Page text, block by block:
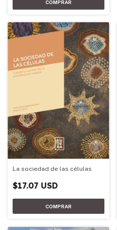
La sociedad de las células
$17.07 USD